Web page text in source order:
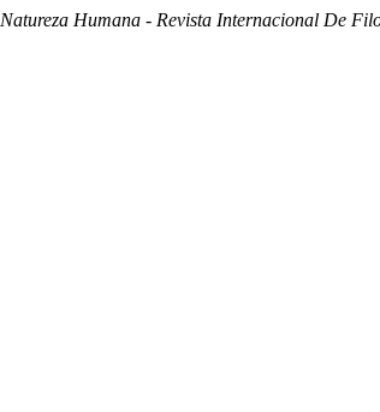
Natureza Humana - Revista Internacional De